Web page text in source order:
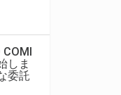
COMI
しま
委託